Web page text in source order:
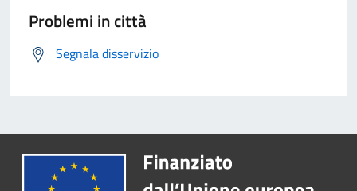
Problemi in città
Segnala disservizio